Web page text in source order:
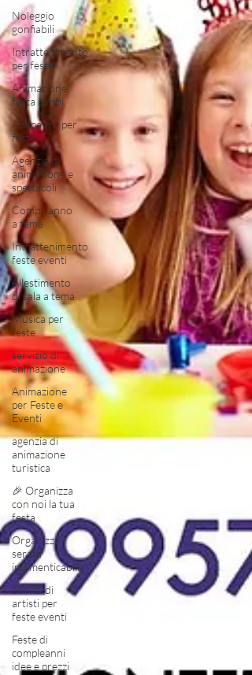
Noleggio
gonfiabili
Intrattenimento
per feste
Animazione
festa bimbi
Animatori per
feste
Agenzia di
animazione e
spettacoli
Compleanno
a tema
Intrattenimento
feste eventi
Allestimento
di sala a tema
Musica per
feste
servizio di
animazione
Animazione
per Feste e
Eventi
agenzia di
animazione
turistica
🎉 Organizza
con noi la tua
festa
Organizza
serata
indimenticabile
Servizi di
artisti per
feste eventi
Feste di
compleanni
idee e prezzi